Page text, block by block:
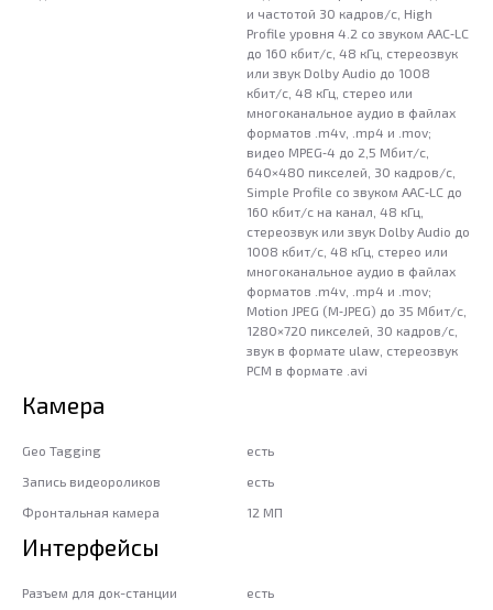
и частотой 30 кадров/ с, High
Profile уровня 4.2 со звуком AAC‑LC
до 160 кбит/ с, 48 кГц, стереозвук
или звук Dolby Audio до 1008
кбит/ с, 48 кГц, стерео или
многоканальное аудио в файлах
форматов .m4v, .mp4 и .mov;
видео MPEG‑4 до 2,5 Мбит/ с,
640×480 пикселей, 30 кадров/ с,
Simple Profile со звуком AAC‑LC до
160 кбит/ с на канал, 48 кГц,
стереозвук или звук Dolby Audio до
1008 кбит/ с, 48 кГц, стерео или
многоканальное аудио в файлах
форматов .m4v, .mp4 и .mov;
Motion JPEG (M‑JPEG) до 35 Мбит/ с,
1280×720 пикселей, 30 кадров/ с,
звук в формате ulaw, стереозвук
PCM в формате .avi
Камера
Geo Tagging
есть
Запись видеороликов
есть
Фронтальная камера
12 МП
Интерфейсы
Разъем для док-станции есть